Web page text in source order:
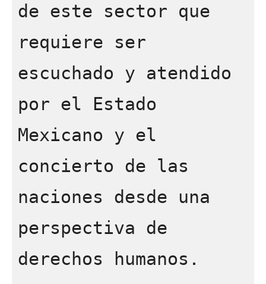
de este sector que
requiere ser
escuchado y atendido
por el Estado
Mexicano y el
concierto de las
naciones desde una
perspectiva de
derechos humanos.